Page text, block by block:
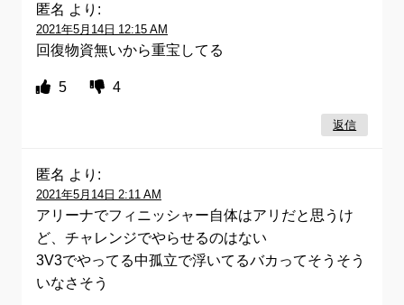
匿名 より:
2021年5月14日 12:15 AM
回復物資無いから重宝してる
5 4
返信
匿名 より:
2021年5月14日 2:11 AM
アリーナでフィニッシャー自体はアリだと思うけ
ど、チャレンジでやらせるのはない
3V3でやってる中孤立で浮いてるバカってそうそう
いなさそう